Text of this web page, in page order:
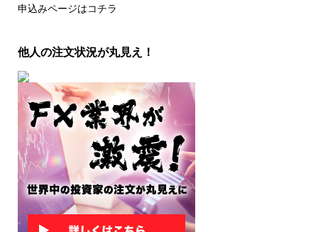
申込みページはコチラ
他人の注文状況が丸見え！